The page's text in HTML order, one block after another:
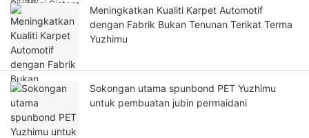
Meningkatkan Kualiti Karpet Automotif
dengan Fabrik Bukan Tenunan Terikat Terma
Yuzhimu
Sokongan utama spunbond PET Yuzhimu
untuk pembuatan jubin permaidani